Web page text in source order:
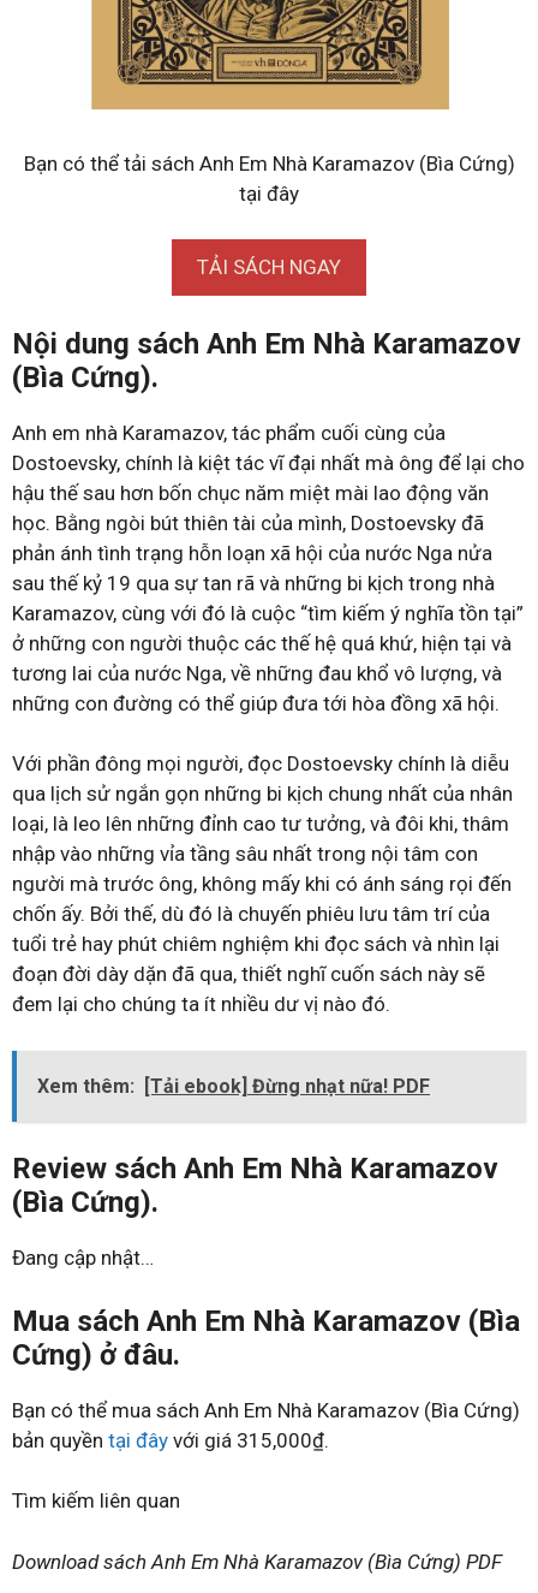
Bạn có thể tải sách Anh Em Nhà Karamazov (Bìa Cứng)
tại đây
TẢI SÁCH NGAY
Nội dung sách Anh Em Nhà Karamazov
(Bìa Cứng).
Anh em nhà Karamazov, tác phẩm cuối cùng của
Dostoevsky, chính là kiệt tác vĩ đại nhất mà ông để lại cho
hậu thế sau hơn bốn chục năm miệt mài lao động văn
học. Bằng ngòi bút thiên tài của mình, Dostoevsky đã
phản ánh tình trạng hỗn loạn xã hội của nước Nga nửa
sau thế kỷ 19 qua sự tan rã và những bi kịch trong nhà
Karamazov, cùng với đó là cuộc “tìm kiếm ý nghĩa tồn tại”
ở những con người thuộc các thế hệ quá khứ, hiện tại và
tương lai của nước Nga, về những đau khổ vô lượng, và
những con đường có thể giúp đưa tới hòa đồng xã hội.
Với phần đông mọi người, đọc Dostoevsky chính là diễu
qua lịch sử ngắn gọn những bi kịch chung nhất của nhân
loại, là leo lên những đỉnh cao tư tưởng, và đôi khi, thâm
nhập vào những vỉa tầng sâu nhất trong nội tâm con
người mà trước ông, không mấy khi có ánh sáng rọi đến
chốn ấy. Bởi thế, dù đó là chuyến phiêu lưu tâm trí của
tuổi trẻ hay phút chiêm nghiệm khi đọc sách và nhìn lại
đoạn đời dày dặn đã qua, thiết nghĩ cuốn sách này sẽ
đem lại cho chúng ta ít nhiều dư vị nào đó.
Xem thêm: [Tải ebook] Đừng nhạt nữa! PDF
Review sách Anh Em Nhà Karamazov
(Bìa Cứng).
Đang cập nhật…
Mua sách Anh Em Nhà Karamazov (Bìa
Cứng) ở đâu.
Bạn có thể mua sách Anh Em Nhà Karamazov (Bìa Cứng)
bản quyền tại đây với giá 315,000₫.
Tìm kiếm liên quan
Download sách Anh Em Nhà Karamazov (Bìa Cứng) PDF